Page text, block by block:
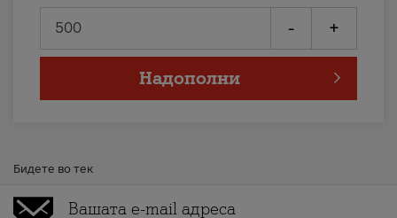
- +
Надополни
Бидете во тек